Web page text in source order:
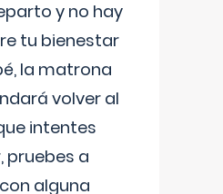
y no hay
tu bienestar
la matrona
volver al
intentes
pruebes a
alguna